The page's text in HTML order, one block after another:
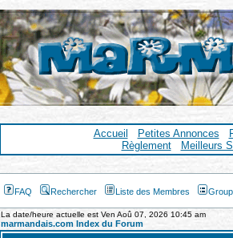
Accueil Petites Annonces
Règlement
Meilleurs
FAQ Rechercher Liste des Membres
La date/heure actuelle est Ven Aoû 07, 2026 10:45 am
marmandais.com Index du Forum